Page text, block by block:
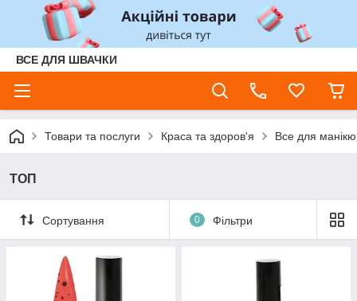
ВСЕ ДЛЯ ШВАЧКИ
Товари та послуги Краса та здоров'я Все для
ТОП
Сортування 0 Фільтри